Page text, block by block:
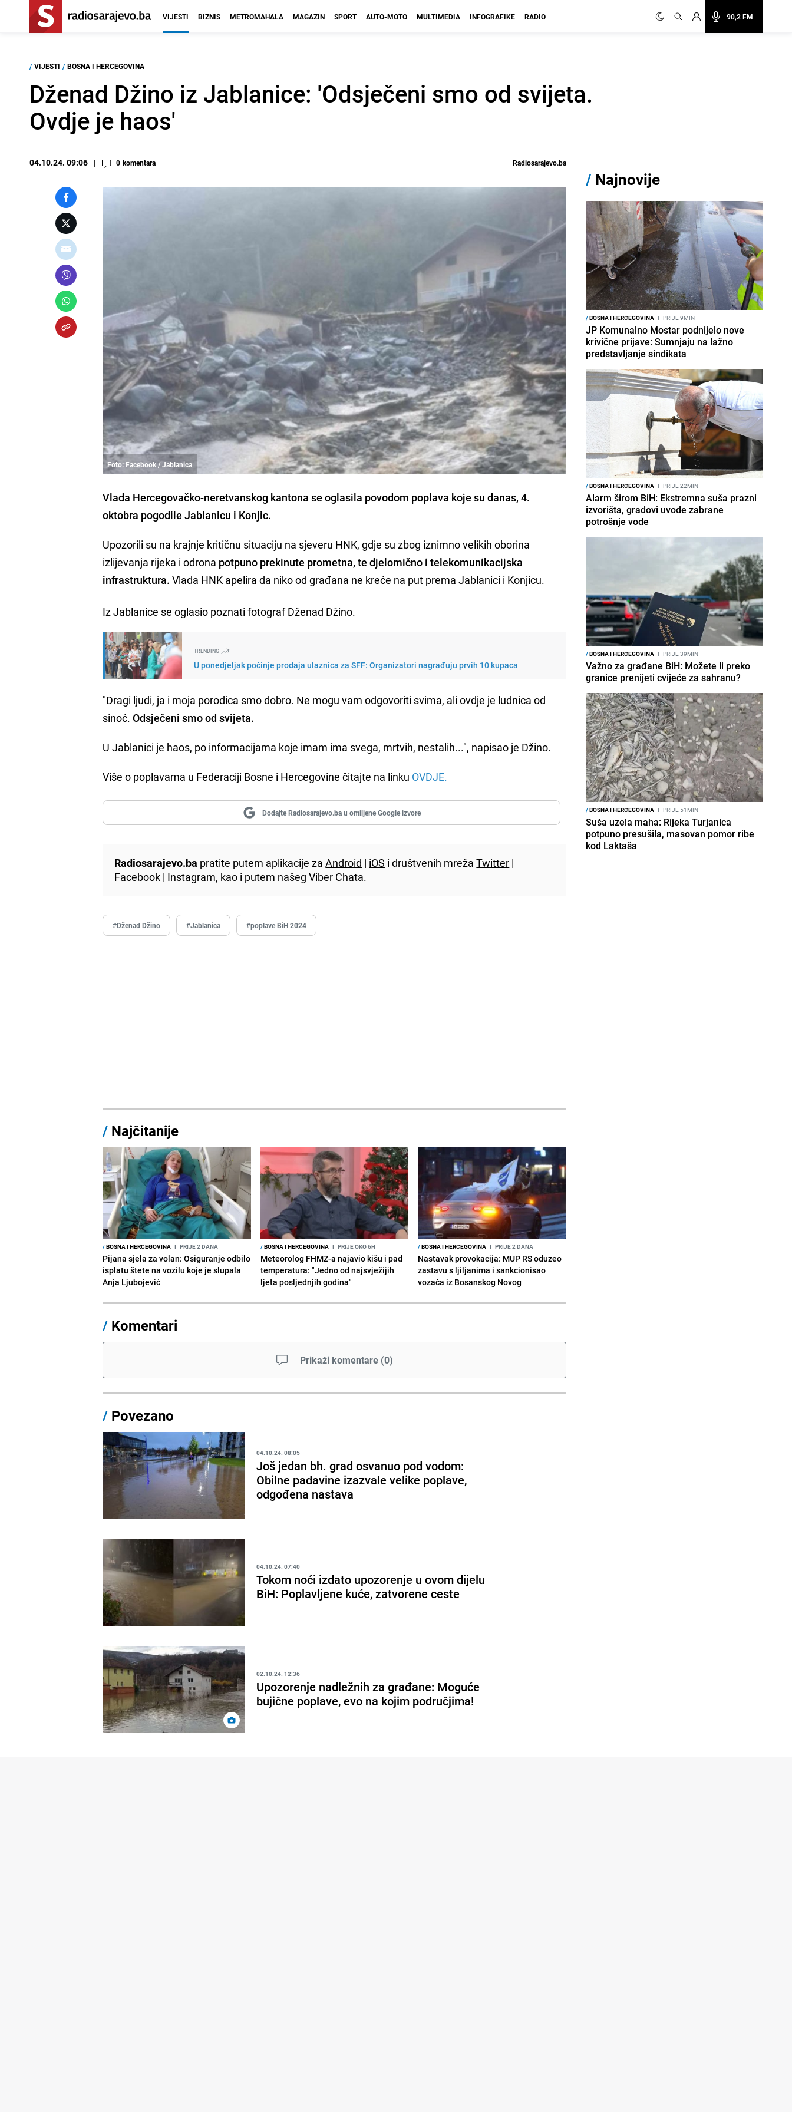
90,2 FM
VIJESTI BIZNIS METROMAHALA MAGAZIN SPORT AUTO-MOTO MULTIMEDIA INFOGRAFIKE RADIO
/ VIJESTI / BOSNA I HERCEGOVINA
Dženad Džino iz Jablanice: 'Odsječeni smo od svijeta.
Ovdje je haos'
04.10.24. 09:06 0 komentara Radiosarajevo.ba
Foto: Facebook / Jablanica
Vlada Hercegovačko-neretvanskog kantona se oglasila povodom poplava koje su danas, 4.
oktobra pogodile Jablanicu i Konjic.
Upozorili su na krajnje kritičnu situaciju na sjeveru HNK, gdje su zbog iznimno velikih oborina
izlijevanja rijeka i odrona potpuno prekinute prometna, te djelomično i telekomunikacijska
infrastruktura. Vlada HNK apelira da niko od građana ne kreće na put prema Jablanici i Konjicu.
Iz Jablanice se oglasio poznati fotograf Dženad Džino.
TRENDING
U ponedjeljak počinje prodaja ulaznica za SFF: Organizatori nagrađuju prvih 10 kupaca
"Dragi ljudi, ja i moja porodica smo dobro. Ne mogu vam odgovoriti svima, ali ovdje je ludnica od
sinoć.Odsječeni smo od svijeta.
U Jablanici je haos, po informacijama koje imam ima svega, mrtvih, nestalih...", napisao je Džino.
Više o poplavama u Federaciji Bosne i Hercegovine čitajte na linku OVDJE.
Dodajte Radiosarajevo.ba u omiljene Google izvore
Radiosarajevo.ba pratite putem aplikacije zaAndroid | iOS i društvenih mrežaTwitter |
Facebook | Instagram, kao i putem našegViber Chata.
#Dženad Džino #Jablanica #poplave BiH 2024
/ Najčitanije
/BOSNA I HERCEGOVINA I PRIJE 2 DANA
Pijana sjela za volan: Osiguranje odbilo
isplatu štete na vozilu koje je slupala
Anja Ljubojević
/BOSNA I HERCEGOVINA I PRIJE OKO 6H
Meteorolog FHMZ-a najavio kišu i pad
temperatura: "Jedno od najsvježijih
ljeta posljednjih godina"
/BOSNA I HERCEGOVINA I PRIJE 2 DANA
Nastavak provokacija: MUP RS oduzeo
zastavu s ljiljanima i sankcionisao
vozača iz Bosanskog Novog
/ Komentari
Prikaži komentare (0)
/ Povezano
04.10.24. 08:05
Još jedan bh. grad osvanuo pod vodom:
Obilne padavine izazvale velike poplave,
odgođena nastava
04.10.24. 07:40
Tokom noći izdato upozorenje u ovom dijelu
BiH: Poplavljene kuće, zatvorene ceste
02.10.24. 12:36
Upozorenje nadležnih za građane: Moguće
bujične poplave, evo na kojim područjima!
/ Najnovije
/BOSNA I HERCEGOVINA I PRIJE 9MIN
JP Komunalno Mostar podnijelo nove
krivične prijave: Sumnjaju na lažno
predstavljanje sindikata
/BOSNA I HERCEGOVINA I PRIJE 22MIN
Alarm širom BiH: Ekstremna suša prazni
izvorišta, gradovi uvode zabrane
potrošnje vode
/BOSNA I HERCEGOVINA I PRIJE 39MIN
Važno za građane BiH: Možete li preko
granice prenijeti cvijeće za sahranu?
/BOSNA I HERCEGOVINA I PRIJE 51MIN
Suša uzela maha: Rijeka Turjanica
potpuno presušila, masovan pomor ribe
kod Laktaša